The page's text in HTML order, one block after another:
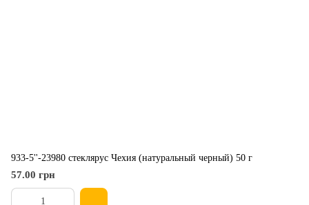
933-5''-23980 стеклярус Чехия (натуральный черный) 50 г
57.00 грн